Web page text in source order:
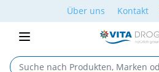
Skip to ContentÜber uns Kontakt